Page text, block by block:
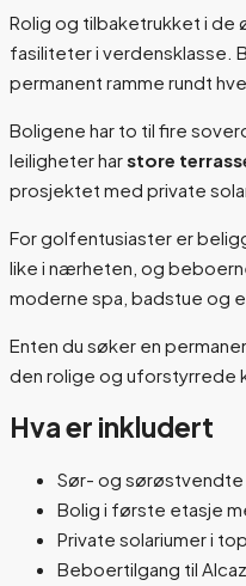
Rolig og tilbaketrukket i de
fasiliteter i verdensklasse.
permanent ramme rundt
Boligene har to til fire
leiligheter harstore
prosjektet med private
For golfentusiaster er
like i nærheten, og
moderne spa, badstue og
Enten du søker en
den rolige og uforstyrrede
Hva er inkludert
Sør- og
Bolig i første etasje
Private solariumer i
Beboertilgang til